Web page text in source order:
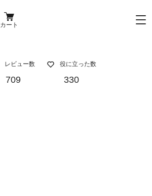
カート
レビュー数
709
役に立った数
330